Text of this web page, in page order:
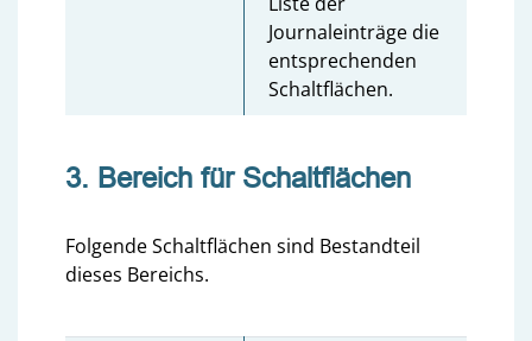
Journaleinträge die
entsprechenden
Schaltflächen.
3. Bereich für Schaltflächen
Folgende Schaltflächen sind Bestandteil
dieses Bereichs.